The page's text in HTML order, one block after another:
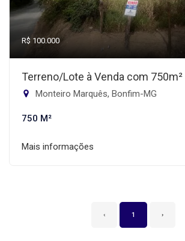
R$ 100.000
Terreno/Lote à Venda com 750m²
Monteiro Marquês, Bonfim-MG
750 M²
Mais informações
‹ 1 ›